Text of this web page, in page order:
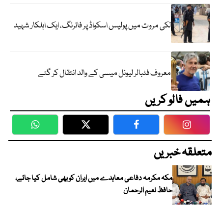
لکی مروت میں پولیس اسکواڈ پر فائرنگ، ایک اہلکار شہید
معروف فٹبالر لیونل میسی کے والد انتقال کر گئے
ہمیں فالو کریں
WhatsApp Twitter Facebook
متعلقہ خبریں
مکہ مکرمہ دفاعی معاہدے میں ایران کو بھی شامل کیا جائے،
حافظ نعیم الرحمان